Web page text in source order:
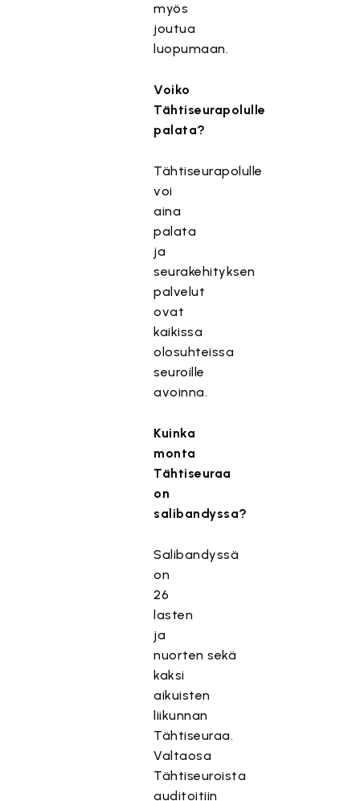
myös
joutua
luopumaan.
Voiko
Tähtiseurapolulle
palata?
Tähtiseurapolulle
voi
aina
palata
ja
seurakehityksen
palvelut
ovat
kaikissa
olosuhteissa
seuroille
avoinna.
Kuinka
monta
Tähtiseuraa
on
salibandyssa?
Salibandyssä
on
26
lasten
ja
nuorten sekä
kaksi
aikuisten
liikunnan
Tähtiseuraa.
Valtaosa
Tähtiseuroista
auditoitiin